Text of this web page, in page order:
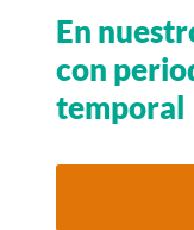
En
con
temporal